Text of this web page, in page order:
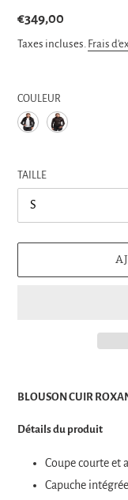
Prix
normal
€349,00
Taxes incluses. Frais
COULEUR
TAILLE
à
panier
BLOUSON CUIR
Détails du produit
Coupe courte et
Capuche intégrée